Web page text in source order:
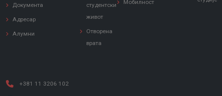
Документа
Адресар
Алумни
студентски
живот
Отворена
врата
Мобилност
+381 11 3206 102